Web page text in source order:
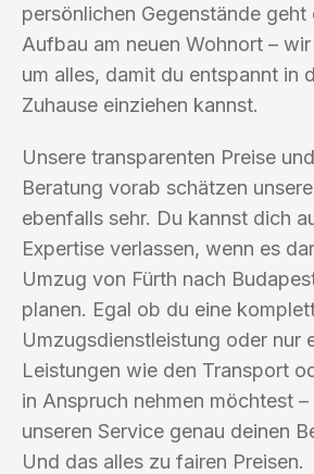
persönlichen Gegenstände geht
Aufbau am neuen Wohnort –
um alles, damit du entspannt in
Zuhause einziehen kannst.
Unsere transparenten Preise
Beratung vorab schätzen
ebenfalls sehr. Du kannst dich
Expertise verlassen, wenn es
Umzug von Fürth nach
planen. Egal ob du eine
Umzugsdienstleistung oder nur
Leistungen wie den Transport
in Anspruch nehmen möchtest
unseren Service genau deinen
Und das alles zu fairen Preisen.